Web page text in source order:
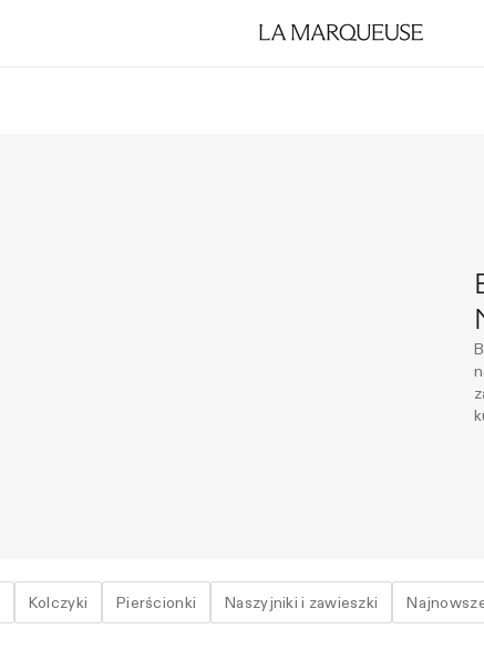
Kolczyki Pierścionki Naszyjniki i zawieszki